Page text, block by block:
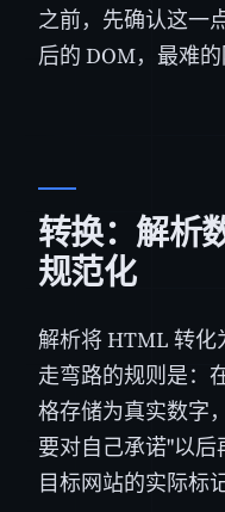
之前，先确认这一
后的 DOM，最难
转换：解析
规范化
解析将 HTML 转化
走弯路的规则是：
格存储为真实数字
要对自己承诺"以
目标网站的实际标